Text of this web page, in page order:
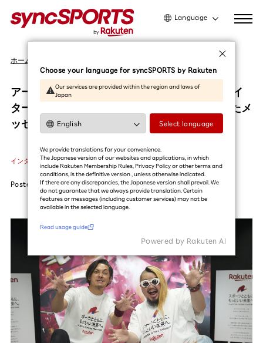
Language
日本語
简体中文
ホーム
アーティスト「OVER ALLs」。楽天スーパーナイ
ターのライブペイント「FULL COUNT」に込めたメ
ッセージ
インタビュー #楽天スーパーナイター #楽天イーグルス #野球
Posted 2023.08.28
Choose your language for syncSPORTS by Rakuten
Our services are provided within the region and laws of
Japan
Select language
We provide translations for your convenience.
The Japanese version of our websites and applications, in which
include Rakuten Membership Rules, Privacy Policy or other terms and
conditions, is the definitive version , unless otherwise indicated.
If there are any discrepancies, the Japanese version shall prevail. We
do not guarantee that we always provide translation. Certain
features or messages (including customer services) may not be
available in the selected language.​
Read usage guide
Powered by Rakuten Al
利用ガイドを読む